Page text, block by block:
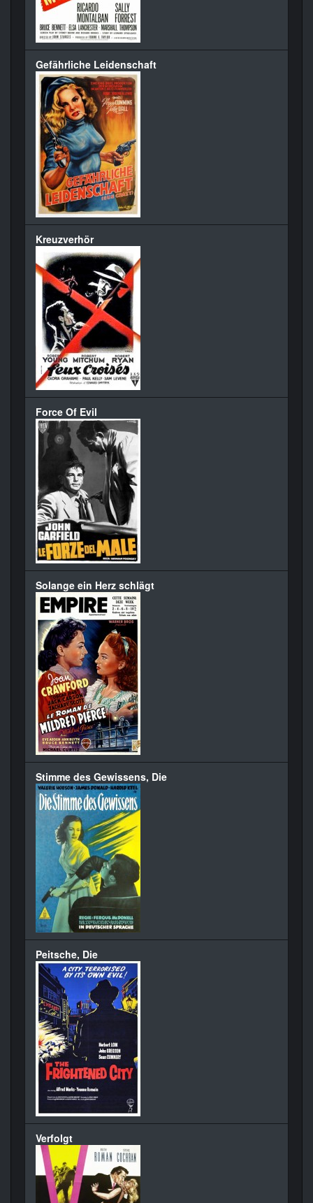
Gefährliche Leidenschaft
Kreuzverhör
Force Of Evil
Solange ein Herz schlägt
Stimme des Gewissens, Die
Peitsche, Die
Verfolgt